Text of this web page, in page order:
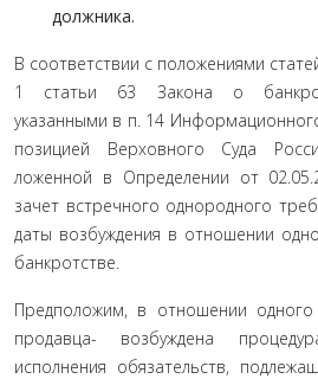
должника.
В соответствии с положениями
1 статьи 63 Закона о
указанными в п. 14
позицией Верховного Суда
ложенной в Определении от
зачет встречного однородного
даты возбуждения в отношении
банкротстве.
Предположим, в отношении одного
продавца- возбуждена
исполнения обязательств,